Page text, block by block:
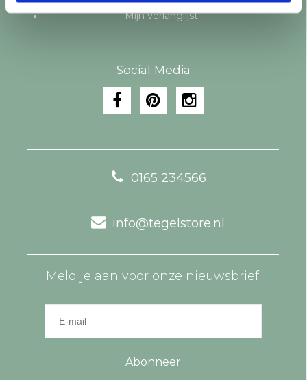
Mijn verlanglijst
Social Media
0165 234566
info@tegelstore.nl
Meld je aan voor onze nieuwsbrief:
Abonneer